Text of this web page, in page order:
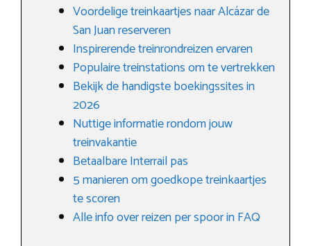
Voordelige treinkaartjes naar Alcázar de
San Juan reserveren
Inspirerende treinrondreizen ervaren
Populaire treinstations om te vertrekken
Bekijk de handigste boekingssites in
2026
Nuttige informatie rondom jouw
treinvakantie
Betaalbare Interrail pas
5 manieren om goedkope treinkaartjes
te scoren
Alle info over reizen per spoor in FAQ